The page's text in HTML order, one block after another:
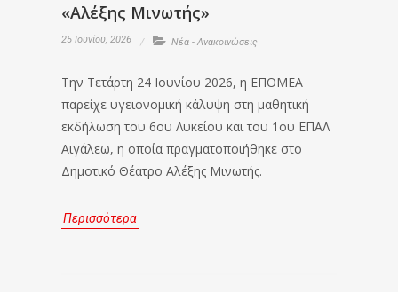
«Αλέξης Μινωτής»
25 Ιουνίου, 2026 Νέα - Ανακοινώσεις
Την Τετάρτη 24 Ιουνίου 2026, η ΕΠΟΜΕΑ
παρείχε υγειονομική κάλυψη στη μαθητική
εκδήλωση του 6ου Λυκείου και του 1ου ΕΠΑΛ
Αιγάλεω, η οποία πραγματοποιήθηκε στο
Δημοτικό Θέατρο Αλέξης Μινωτής.
Περισσότερα